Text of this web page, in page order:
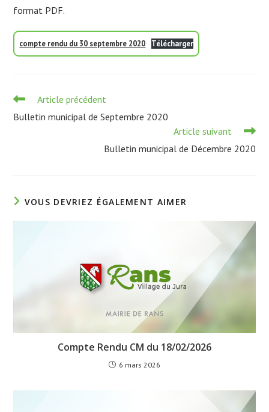
format PDF.
compte rendu du 30 septembre 2020 Télécharger
Read
articles
Article précédent
Bulletin municipal de Septembre 2020
Article suivant
Bulletin municipal de Décembre 2020
VOUS DEVRIEZ ÉGALEMENT AIMER
Compte Rendu CM du 18/02/2026
6 mars 2026